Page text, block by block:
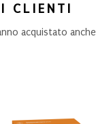
CLIENTI
acquistato